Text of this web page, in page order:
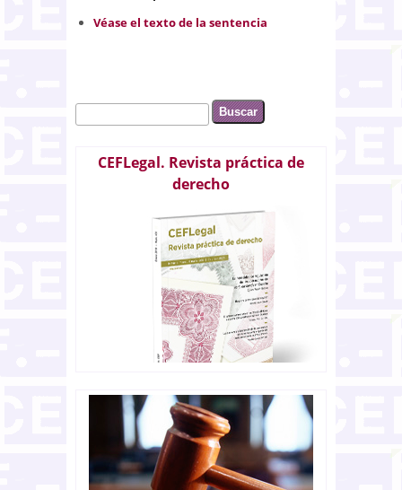
Véase el texto de la sentencia
Formulario de búsqueda
Buscar
CEFLegal. Revista práctica de
derecho